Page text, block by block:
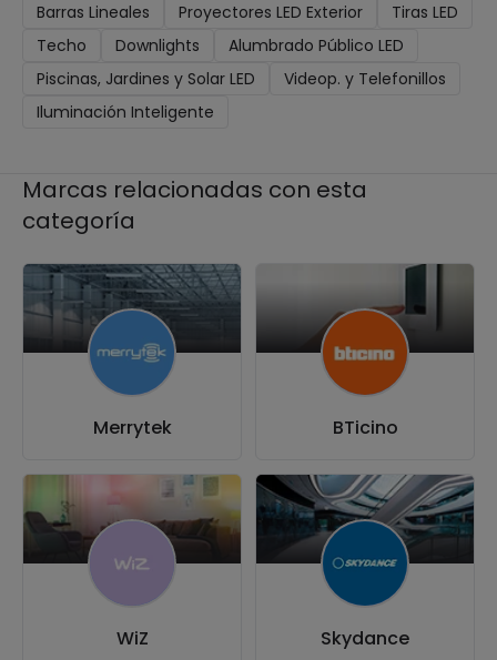
Barras Lineales
Proyectores LED Exterior
Tiras LED
Techo
Downlights
Alumbrado Público LED
Piscinas, Jardines y Solar LED
Videop. y Telefonillos
Iluminación Inteligente
Marcas relacionadas con esta
categoría
Merrytek BTicino
WiZ Skydance